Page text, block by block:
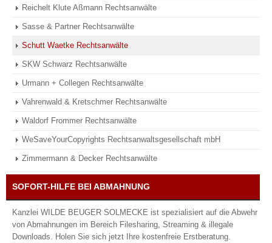
Reichelt Klute Aßmann Rechtsanwälte
Sasse & Partner Rechtsanwälte
Schutt Waetke Rechtsanwälte
SKW Schwarz Rechtsanwälte
Urmann + Collegen Rechtsanwälte
Vahrenwald & Kretschmer Rechtsanwälte
Waldorf Frommer Rechtsanwälte
WeSaveYourCopyrights Rechtsanwaltsgesellschaft mbH
Zimmermann & Decker Rechtsanwälte
SOFORT-HILFE BEI ABMAHNUNG
Kanzlei WILDE BEUGER SOLMECKE ist spezialisiert auf die Abwehr
von Abmahnungen im Bereich Filesharing, Streaming & illegale
Downloads. Holen Sie sich jetzt Ihre kostenfreie Erstberatung.